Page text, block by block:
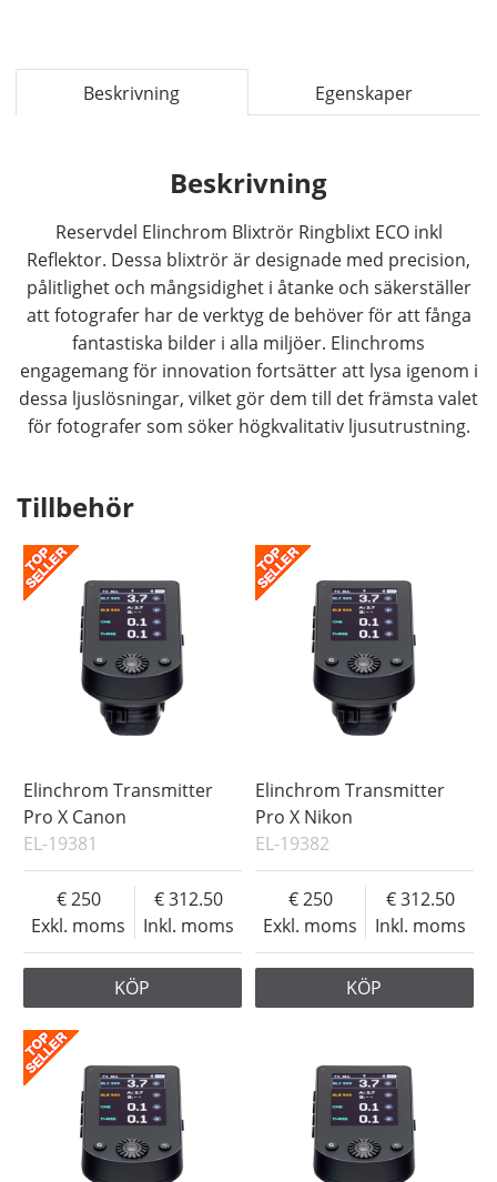
Beskrivning Egenskaper
Beskrivning
Reservdel Elinchrom Blixtrör Ringblixt ECO inkl
Reflektor. Dessa blixtrör är designade med precision,
pålitlighet och mångsidighet i åtanke och säkerställer
att fotografer har de verktyg de behöver för att fånga
fantastiska bilder i alla miljöer. Elinchroms
engagemang för innovation fortsätter att lysa igenom i
dessa ljuslösningar, vilket gör dem till det främsta valet
för fotografer som söker högkvalitativ ljusutrustning.
Tillbehör
Elinchrom Transmitter
Pro X Canon
EL-19381
Exkl. moms
250
Inkl. moms
312.50
KÖP
Elinchrom Transmitter
Pro X Nikon
EL-19382
Exkl. moms
250
Inkl. moms
312.50
KÖP